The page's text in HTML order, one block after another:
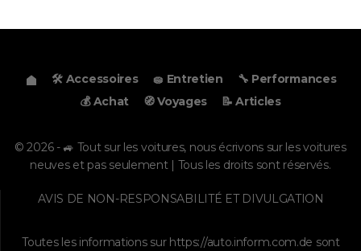
🛠️ Accessoires 🧽 Entretien
🔧 Performances
💰 Achat
🧭 Voyages 📝 Articles
© 2026 - 🚙 Tout sur les voitures, nous écrivons sur les voitures
neuves et pas seulement | Tous les droits sont réservés.
AVIS DE NON-RESPONSABILITÉ ET DIVULGATION
Toutes les informations sur https://auto.inform.com.de sont